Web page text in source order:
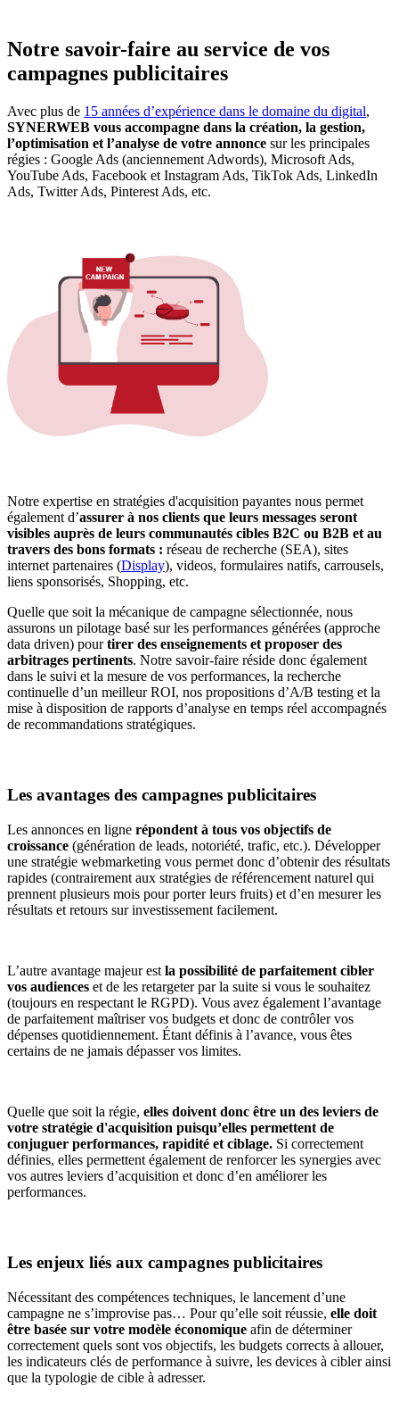
Notre savoir-faire au service de vos
campagnes publicitaires
Avec plus de 15 années d’expérience dans le domaine du digital,
SYNERWEB vous accompagne dans la création, la gestion,
l’optimisation et l’analyse de votre annonce sur les principales
régies : Google Ads (anciennement Adwords), Microsoft Ads,
YouTube Ads, Facebook et Instagram Ads, TikTok Ads, LinkedIn
Ads, Twitter Ads, Pinterest Ads, etc.
Notre expertise en stratégies d'acquisition payantes nous permet
également d’assurer à nos clients que leurs messages seront
visibles auprès de leurs communautés cibles B2C ou B2B et au
travers des bons formats : réseau de recherche (SEA), sites
internet partenaires (Display), videos, formulaires natifs, carrousels,
liens sponsorisés, Shopping, etc.
Quelle que soit la mécanique de campagne sélectionnée, nous
assurons un pilotage basé sur les performances générées (approche
data driven) pourtirer des enseignements et proposer des
arbitrages pertinents. Notre savoir-faire réside donc également
dans le suivi et la mesure de vos performances, la recherche
continuelle d’un meilleur ROI, nos propositions d’A/B testing et la
mise à disposition de rapports d’analyse en temps réel accompagnés
de recommandations stratégiques.
Les avantages des campagnes publicitaires
Les annonces en ligne répondent à tous vos objectifs de
croissance (génération de leads, notoriété, trafic, etc.). Développer
une stratégie webmarketing vous permet donc d’obtenir des résultats
rapides (contrairement aux stratégies de référencement naturel qui
prennent plusieurs mois pour porter leurs fruits) et d’en mesurer les
résultats et retours sur investissement facilement.
L’autre avantage majeur est la possibilité de parfaitement cibler
vos audiences et de les retargeter par la suite si vous le souhaitez
(toujours en respectant le RGPD). Vous avez également l’avantage
de parfaitement maîtriser vos budgets et donc de contrôler vos
dépenses quotidiennement. Étant définis à l’avance, vous êtes
certains de ne jamais dépasser vos limites.
Quelle que soit la régie, elles doivent donc être un des leviers de
votre stratégie d'acquisition puisqu’elles permettent de
conjuguer performances, rapidité et ciblage. Si correctement
définies, elles permettent également de renforcer les synergies avec
vos autres leviers d’acquisition et donc d’en améliorer les
performances.
Les enjeux liés aux campagnes publicitaires
Nécessitant des compétences techniques, le lancement d’une
campagne ne s’improvise pas… Pour qu’elle soit réussie, elle doit
être basée sur votre modèle économique afin de déterminer
correctement quels sont vos objectifs, les budgets corrects à allouer,
les indicateurs clés de performance à suivre, les devices à cibler ainsi
que la typologie de cible à adresser.